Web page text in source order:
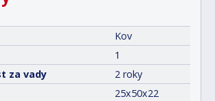
Kov
1
za vady
2 roky
25x50x22